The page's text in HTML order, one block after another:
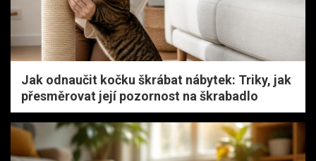
Jak odnaučit kočku škrábat nábytek: Triky, jak
přesměrovat její pozornost na škrabadlo